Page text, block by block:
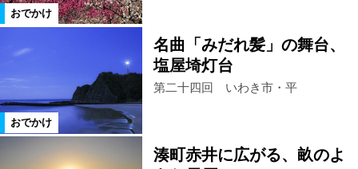
おでかけ
おでかけ
名曲「みだれ髪」の舞台、
塩屋埼灯台
第二十四回 いわき市・平
湊町赤井に広がる、畝のよ